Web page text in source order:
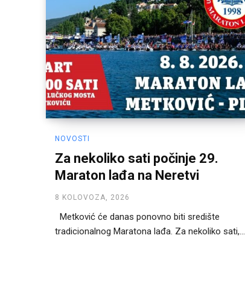
NOVOSTI
Za nekoliko sati počinje 29.
Maraton lađa na Neretvi
8 KOLOVOZA, 2026
Metković će danas ponovno biti središte
tradicionalnog Maratona lađa. Za nekoliko sati,...